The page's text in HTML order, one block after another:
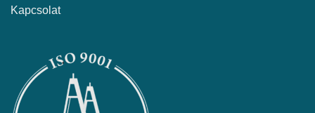
Kapcsolat